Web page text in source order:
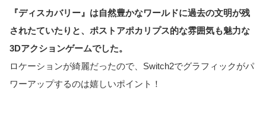
『ディスカバリー』は自然豊かなワールドに過去の文明が残
されたていたりと、ポストアポカリプス的な雰囲気も魅力な
3Dアクションゲームでした。
ロケーションが綺麗だったので、Switch2でグラフィックがパ
ワーアップするのは嬉しいポイント！